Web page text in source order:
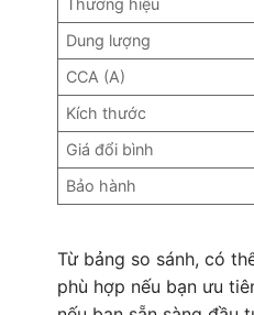
Thương hiệu
Dung lượng
CCA (A)
Kích thước
Giá đổi bình
Bảo hành
Từ bảng so sánh, có
phù hợp nếu bạn ưu